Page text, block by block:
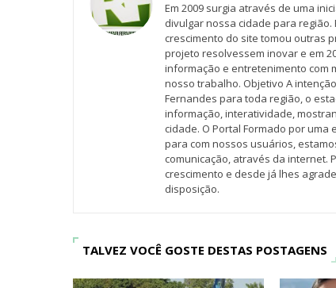
Em 2009 surgia através de uma
divulgar nossa cidade para
crescimento do site tomou outras
projeto resolvessem inovar e em
informação e entretenimento com
nosso trabalho. Objetivo A
Fernandes para toda região, o
informação, interatividade,
cidade. O Portal Formado por
para com nossos usuários,
comunicação, através da internet.
crescimento e desde já lhes
disposição.
TALVEZ VOCÊ GOSTE DESTAS POSTAGENS